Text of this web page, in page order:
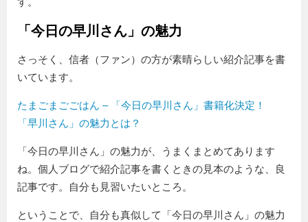
「今日の早川さん」の魅力
さっそく、信者（ファン）の方が素晴らしい紹介記事を書
いています。
たまごまごごはん – 「今日の早川さん」書籍化決定！
「早川さん」の魅力とは？
「今日の早川さん」の魅力が、うまくまとめてあります
ね。個人ブログで紹介記事を書くときの見本のような、良
記事です。自分も見習いたいところ。
ということで、自分も真似して「今日の早川さん」の魅力